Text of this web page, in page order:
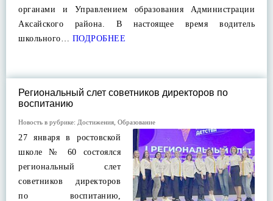
органами и Управлением образования Администрации
Аксайского района. В настоящее время водитель
школьного… ПОДРОБНЕЕ
Региональный слет советников директоров по
воспитанию
Новость в рубрике: Достижения Образование
27 января в ростовской
школе № 60 состоялся
региональный слет
советников директоров
по воспитанию,